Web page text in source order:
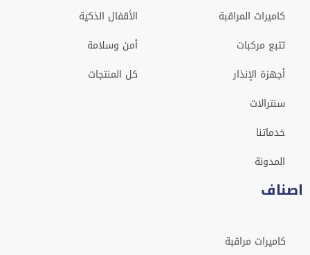
كاميرات المراقبة
تتبع مركبات
أجهزة الإنذار
سنترالات
خدماتنا
المدونة
الأقفال الذكية
أمن وسلامة
كل المنتجات
اصناف
كاميرات مراقبة